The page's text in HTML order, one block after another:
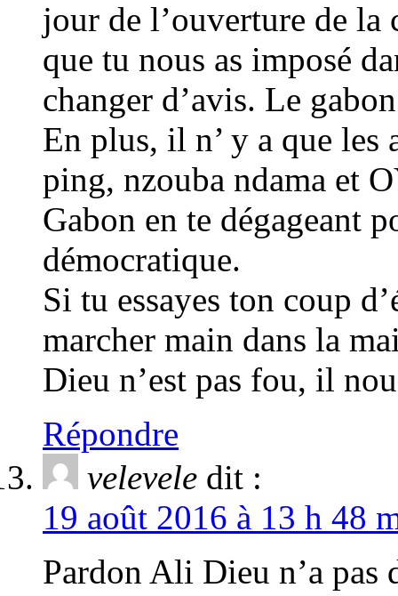
jour de l’ouverture de la
que tu nous as imposé
changer d’avis. Le
En plus, il n’ y a que les
ping, nzouba ndama et
Gabon en te dégageant
démocratique.
Si tu essayes ton coup
marcher main dans la
Dieu n’est pas fou, il
Répondre
velevele dit :
19 août 2016 à 13 h 48
Pardon Ali Dieu n’a pas